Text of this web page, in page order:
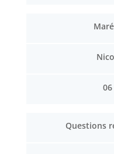
Questions